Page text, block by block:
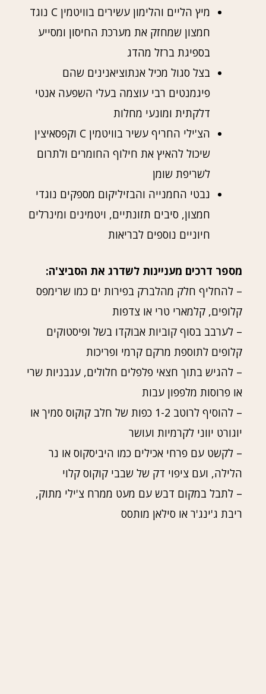
מיץ הליים והלימון עשירים בוויטמין C נוגד
חמצון שמחזק את מערכת החיסון ומסייע
בספיגת ברזל מהדג
בצל סגול מכיל אנתוציאנינים שהם
פיגמנטים רבי עוצמה בעלי השפעה אנטי
דלקתית ומונעי מחלות
הצ'ילי החריף עשיר בוויטמין C וקפסאיצין
שיכול להאיץ את חילוף החומרים ולתרום
לשריפת שומן
נבטי החמנייה והבזיליקום מספקים נוגדי
חמצון, סיבים תזונתיים, ויטמינים ומינרלים
חיוניים נוספים לבריאות
מספר דרכים מעניינות לשדרג את הסביצ'ה:
– להחליף חלק מהלברק בפירות ים כמו שרימפס
קלופים, קלמארי טרי או צדפות
– לערבב בסוף קוביות אבוקדו בשל ופיסטוקים
קלופים לתוספת מרקם קרמי ופריכות
– להגיש בתוך חצאי פלפלים חלולים, עגבניות שרי
או פרוסות מלפפון עבות
– להוסיף לרוטב 1-2 כפות של חלב קוקוס סמיך או
יוגורט יווני לקרמיות ועושר
– לקשט עם פרחי אכילים כמו היביסקוס או נר
הלילה, ועם ציפוי דק של שבבי קוקוס קלוי
– לתבל במקום דבש עם מעט ממרח צ'ילי מתוק,
ריבת ג'ינג'ר או סילאן מותסס